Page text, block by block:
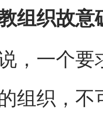
组织故
一个要
组织，